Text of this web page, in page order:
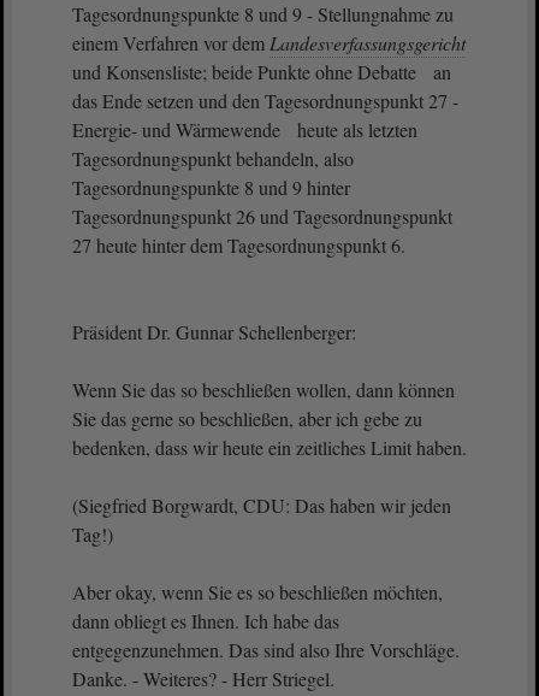
Tagesordnungspunkte 8 und 9 - Stellungnahme zu
einem Verfahren vor dem Landesverfassungsgericht
und Konsensliste; beide Punkte ohne Debatte an
das Ende setzen und den Tagesordnungspunkt 27 -
Energie- und Wärmewende heute als letzten
Tagesordnungspunkt behandeln, also
Tagesordnungspunkte 8 und 9 hinter
Tagesordnungspunkt 26 und Tagesordnungspunkt
27 heute hinter dem Tagesordnungspunkt 6.
Präsident Dr. Gunnar Schellenberger:
Wenn Sie das so beschließen wollen, dann können
Sie das gerne so beschließen, aber ich gebe zu
bedenken, dass wir heute ein zeitliches Limit haben.
(Siegfried Borgwardt, CDU: Das haben wir jeden
Tag!)
Aber okay, wenn Sie es so beschließen möchten,
dann obliegt es Ihnen. Ich habe das
entgegenzunehmen. Das sind also Ihre Vorschläge.
Danke. - Weiteres? - Herr Striegel.